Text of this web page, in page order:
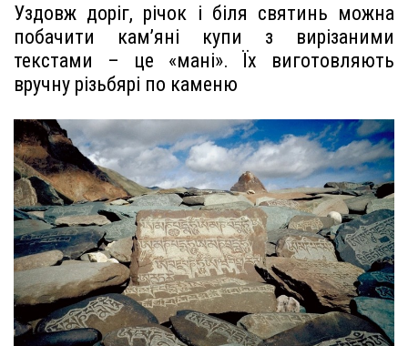
Уздовж доріг, річок і біля святинь можна
побачити кам’яні купи з вирізаними
текстами – це «мані». Їх виготовляють
вручну різьбярі по каменю